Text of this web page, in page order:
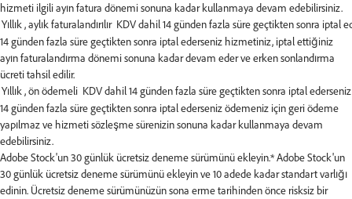
hizmeti ilgili ayın fatura dönemi sonuna kadar kullanmaya devam edebilirsiniz.
14 günden fazla süre geçtikten sonra iptal ederseniz hizmetiniz, iptal ettiğiniz
ayın faturalandırma dönemi sonuna kadar devam eder ve erken sonlandırma
ücreti tahsil edilir.
14 günden fazla süre geçtikten sonra iptal ederseniz ödemeniz için geri ödeme
yapılmaz ve hizmeti sözleşme sürenizin sonuna kadar kullanmaya devam
edebilirsiniz.
Adobe Stock'un 30 günlük ücretsiz deneme sürümünü ekleyin.*Adobe Stock'un
30 günlük ücretsiz deneme sürümünü ekleyin ve 10 adede kadar standart varlığı
edinin. Ücretsiz deneme sürümünüzün sona erme tarihinden önce risksiz bir